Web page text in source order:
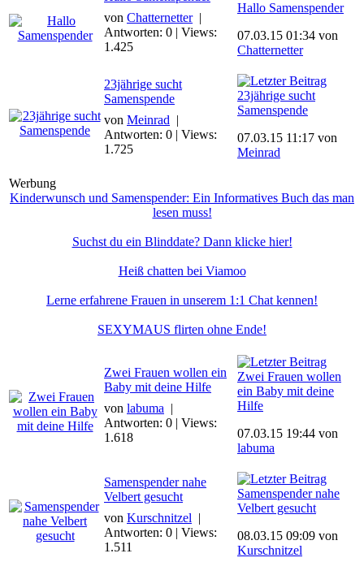
von Chatternetter |
Antworten: 0 | Views:
1.425
Hallo Samenspender
07.03.15 01:34 von
Chatternetter
23jährige sucht
Samenspende
von Meinrad |
Antworten: 0 | Views:
1.725
23jährige sucht
Samenspende
07.03.15 11:17 von
Meinrad
Werbung
Kinderwunsch und Samenspender: Ein Informatives Buch das man
lesen muss!
Suchst du ein Blinddate? Dann klicke hier!
Heiß chatten bei Viamoo
Lerne erfahrene Frauen in unserem 1:1 Chat kennen!
SEXYMAUS flirten ohne Ende!
Zwei Frauen wollen ein
Baby mit deine Hilfe
von labuma |
Antworten: 0 | Views:
1.618
Zwei Frauen wollen
ein Baby mit deine
Hilfe
07.03.15 19:44 von
labuma
Samenspender nahe
Velbert gesucht
von Kurschnitzel |
Antworten: 0 | Views:
1.511
Samenspender nahe
Velbert gesucht
08.03.15 09:09 von
Kurschnitzel